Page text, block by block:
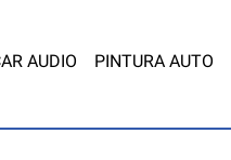
AUDIO PINTURA AUTO